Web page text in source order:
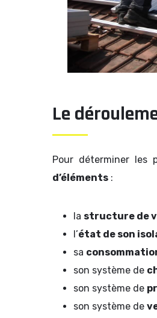
Le
Pour déterminer les
d’éléments :
la structure de
l’état de son
sa
son système de
son système de
son système de